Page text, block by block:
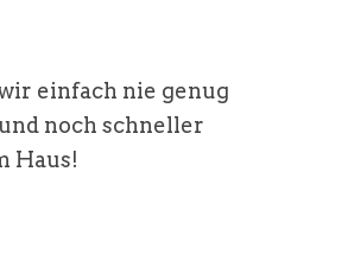
einfach nie genug
noch schneller
Haus!